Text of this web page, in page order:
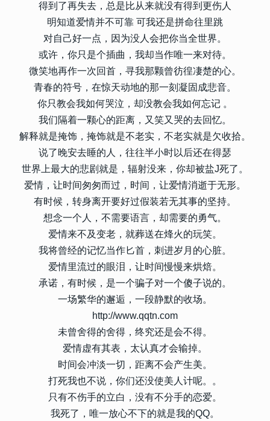
得到了再失去，总是比从来就没有得到更伤人
明知道爱情并不可靠 可我还是拼命往里跳
对自己好一点，因为没人会把你当全世界。
或许，你只是个插曲，我却当作唯一来对待。
微笑地再作一次回首，寻我那颗曾彷徨凄楚的心。
青春的符号，在惊天动地的那一刻凝固成悲音。
你只教会我如何哭泣，却没教会我如何忘记 。
我们隔着一颗心的距离，又笑又哭的去回忆。
解释就是掩饰，掩饰就是不老实，不老实就是欠收拾。
说了晚安去睡的人，往往半小时以后还在得瑟
世界上最大的悲剧就是，辐射没来，你却被盐J死了。
爱情，让时间匆匆而过，时间，让爱情消逝于无形。
有时候，转身离开要好过假装若无其事的坚持。
想念一个人，不需要语言，却需要的勇气。
爱情来不及变老，就葬送在烽火的玩笑。
我将曾经的记忆当作匕首，刺进岁月的心脏。
爱情里流过的眼泪，让时间慢慢来烘焙。
承诺，有时候，是一个骗子对一个傻子说的。
一场繁华的邂逅，一段静默的收场。
http://www.qqtn.com
未曾舍得的舍得，终究还是会不得。
爱情虚有其表，太认真才会输掉。
时间会冲淡一切，距离不会产生美。
打死我也不说，你们还没使美人计呢。。
只有不伤手的立白，没有不分手的恋爱。
我死了，唯一放心不下的就是我的QQ。